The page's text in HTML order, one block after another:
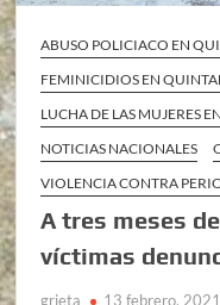
ABUSO POLICIACO EN
FEMINICIDIOS EN
LUCHA DE LAS MUJERES
NOTICIAS NACIONALES
VIOLENCIA CONTRA
A tres meses
víctimas
grieta 13 febrero, 2021